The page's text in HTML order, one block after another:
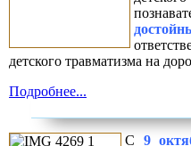
детского травматизма на
Подробнее...
С 9